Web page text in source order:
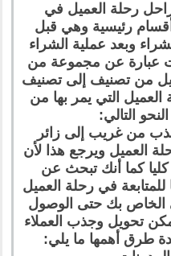
رحلة العميل في
رئيسية وهي قبل
وبعد عملية الشراء
عبارة عن مجموعة من
من تصنيف إلى تصنيف
التي يمر بها من
التالي:
من غريب إلى زائر
العميل ويرجع هذا لأن
كما أنك تبحث عن
في رحلة العميل
الخاص بك حتى الوصول
تحويل وجذب العملاء
طرق أهمها ما يلي: